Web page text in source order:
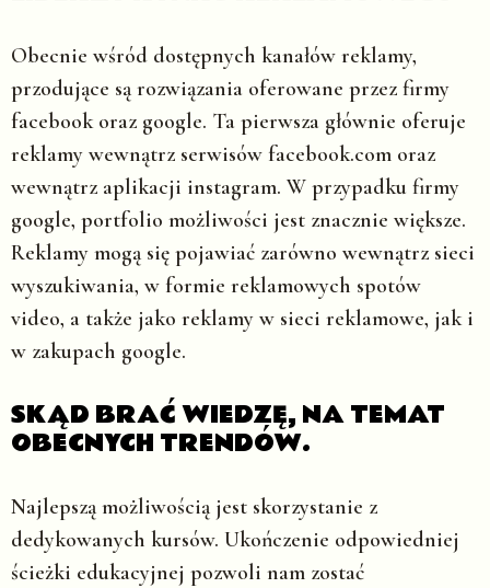
Obecnie wśród dostępnych kanałów reklamy,
przodujące są rozwiązania oferowane przez firmy
facebook oraz google. Ta pierwsza głównie oferuje
reklamy wewnątrz serwisów facebook.com oraz
wewnątrz aplikacji instagram. W przypadku firmy
google, portfolio możliwości jest znacznie większe.
Reklamy mogą się pojawiać zarówno wewnątrz sieci
wyszukiwania, w formie reklamowych spotów
video, a także jako reklamy w sieci reklamowe, jak i
w zakupach google.
SKĄD BRAĆ WIEDZĘ, NA TEMAT
OBECNYCH TRENDÓW.
Najlepszą możliwością jest skorzystanie z
dedykowanych kursów. Ukończenie odpowiedniej
ścieżki edukacyjnej pozwoli nam zostać